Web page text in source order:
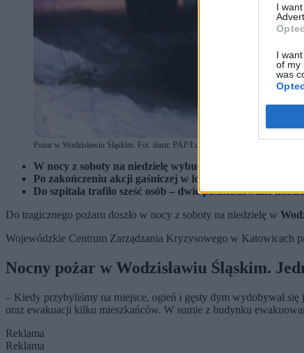
I
I
of my
was
Pożar w Wodzisławiu Śląskim. Fot. ilustr. PAP/Łukasz Gągulski (fot. Łukasz
W nocy z soboty na niedzielę wybuchł pożar w
Po zakończeniu akcji gaśniczej w lokalu znaleziono ciało
Do szpitala trafiło sześć osób – dwie poszkodowane
Do tragicznego pożaru doszło w nocy z soboty na niedzielę w
Wojewódzkie Centrum Zarządzania Kryzysowego w Katowicach
Nocny pożar w Wodzisławiu Śląskim.
– Kiedy przybyliśmy na miejsce, ogień i gęsty dym wydobywał się
oraz ewakuacji kilku mieszkańców. W sumie z budynku
Reklama
Reklama